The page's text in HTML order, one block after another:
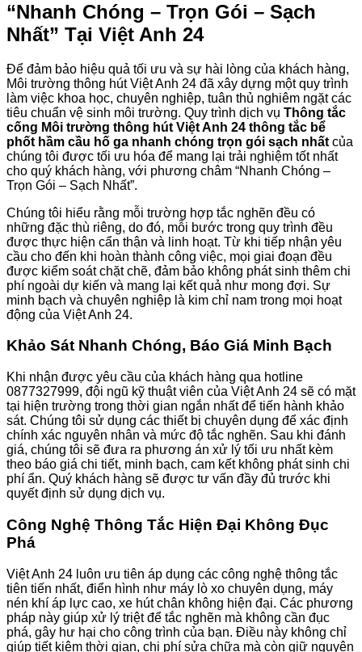
“Nhanh Chóng – Trọn Gói – Sạch
Nhất” Tại Việt Anh 24
Để đảm bảo hiệu quả tối ưu và sự hài lòng của khách hàng,
Môi trường thông hút Việt Anh 24 đã xây dựng một quy trình
làm việc khoa học, chuyên nghiệp, tuân thủ nghiêm ngặt các
tiêu chuẩn vệ sinh môi trường. Quy trình dịch vụ Thông tắc
cống Môi trường thông hút Việt Anh 24 thông tắc bể
phốt hầm cầu hố ga nhanh chóng trọn gói sạch nhất của
chúng tôi được tối ưu hóa để mang lại trải nghiệm tốt nhất
cho quý khách hàng, với phương châm “Nhanh Chóng –
Trọn Gói – Sạch Nhất”.
Chúng tôi hiểu rằng mỗi trường hợp tắc nghẽn đều có
những đặc thù riêng, do đó, mỗi bước trong quy trình đều
được thực hiện cẩn thận và linh hoạt. Từ khi tiếp nhận yêu
cầu cho đến khi hoàn thành công việc, mọi giai đoạn đều
được kiểm soát chặt chẽ, đảm bảo không phát sinh thêm chi
phí ngoài dự kiến và mang lại kết quả như mong đợi. Sự
minh bạch và chuyên nghiệp là kim chỉ nam trong mọi hoạt
động của Việt Anh 24.
Khảo Sát Nhanh Chóng, Báo Giá Minh Bạch
Khi nhận được yêu cầu của khách hàng qua hotline
0877327999, đội ngũ kỹ thuật viên của Việt Anh 24 sẽ có mặt
tại hiện trường trong thời gian ngắn nhất để tiến hành khảo
sát. Chúng tôi sử dụng các thiết bị chuyên dụng để xác định
chính xác nguyên nhân và mức độ tắc nghẽn. Sau khi đánh
giá, chúng tôi sẽ đưa ra phương án xử lý tối ưu nhất kèm
theo báo giá chi tiết, minh bạch, cam kết không phát sinh chi
phí ẩn. Quý khách hàng sẽ được tư vấn đầy đủ trước khi
quyết định sử dụng dịch vụ.
Công Nghệ Thông Tắc Hiện Đại Không Đục
Phá
Việt Anh 24 luôn ưu tiên áp dụng các công nghệ thông tắc
tiên tiến nhất, điển hình như máy lò xo chuyên dụng, máy
nén khí áp lực cao, xe hút chân không hiện đại. Các phương
pháp này giúp xử lý triệt để tắc nghẽn mà không cần đục
phá, gây hư hại cho công trình của bạn. Điều này không chỉ
giúp tiết kiệm thời gian, chi phí sửa chữa mà còn giữ nguyên